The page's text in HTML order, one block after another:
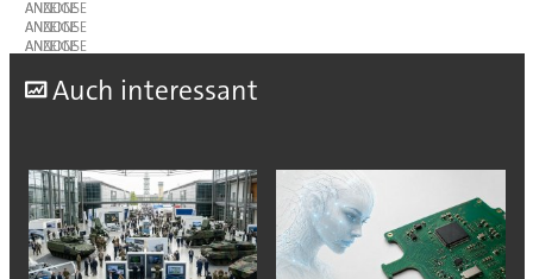
ANZEIGE
ANZEIGE
ANZEIGE
Auch interessant